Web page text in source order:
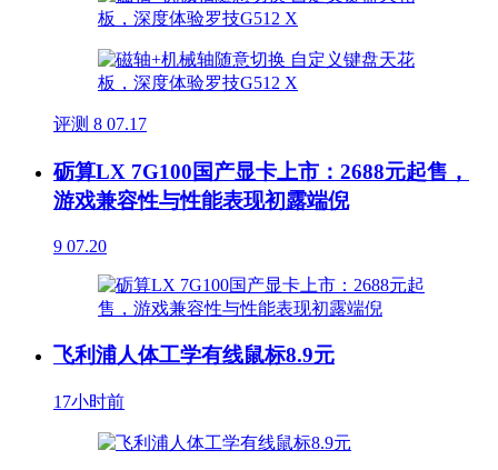
评测 8 07.17
砺算LX 7G100国产显卡上市：2688元起售，
游戏兼容性与性能表现初露端倪
9 07.20
飞利浦人体工学有线鼠标8.9元
17小时前